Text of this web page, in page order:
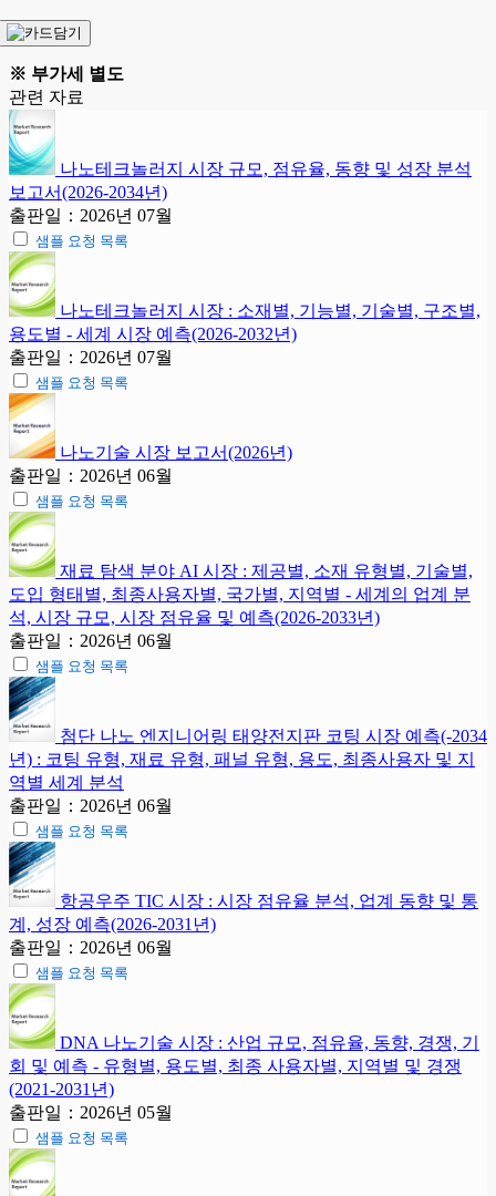
※ 부가세 별도
관련 자료
나노테크놀러지 시장 규모, 점유율, 동향 및 성장 분석
보고서(2026-2034년)
출판일：2026년 07월
샘플 요청 목록
나노테크놀러지 시장 : 소재별, 기능별, 기술별, 구조별,
용도별 - 세계 시장 예측(2026-2032년)
출판일：2026년 07월
샘플 요청 목록
나노기술 시장 보고서(2026년)
출판일：2026년 06월
샘플 요청 목록
재료 탐색 분야 AI 시장 : 제공별, 소재 유형별, 기술별,
도입 형태별, 최종사용자별, 국가별, 지역별 - 세계의 업계 분
석, 시장 규모, 시장 점유율 및 예측(2026-2033년)
출판일：2026년 06월
샘플 요청 목록
첨단 나노 엔지니어링 태양전지판 코팅 시장 예측(-2034
년) : 코팅 유형, 재료 유형, 패널 유형, 용도, 최종사용자 및 지
역별 세계 분석
출판일：2026년 06월
샘플 요청 목록
항공우주 TIC 시장 : 시장 점유율 분석, 업계 동향 및 통
계, 성장 예측(2026-2031년)
출판일：2026년 06월
샘플 요청 목록
DNA 나노기술 시장 : 산업 규모, 점유율, 동향, 경쟁, 기
회 및 예측 - 유형별, 용도별, 최종 사용자별, 지역별 및 경쟁
(2021-2031년)
출판일：2026년 05월
샘플 요청 목록